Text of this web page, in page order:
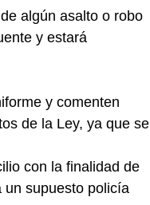
algún asalto o robo
y estará
y comenten
de la Ley, ya que se
con la finalidad de
un supuesto policía